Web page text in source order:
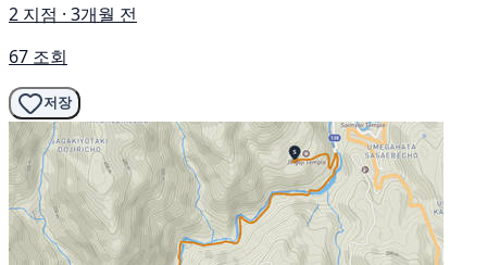
2 지점 · 3개월 전
67 조회
저장